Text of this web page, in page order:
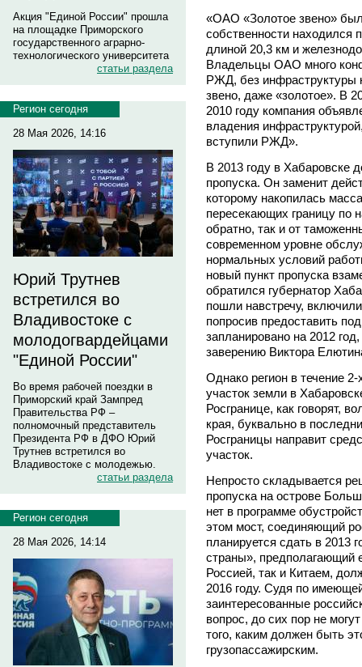
Акция "Единой России" прошла
на площадке Приморского
государственного аграрно-
технологического университета
статьи раздела
Регион сегодня
28 Мая 2026, 14:16
Юрий Трутнев
встретился во
Владивостоке с
молодогвардейцами
"Единой России"
Во время рабочей поездки в
Приморский край Зампред
Правительства РФ –
полномочный представитель
Президента РФ в ДФО Юрий
Трутнев встретился во
Владивостоке с молодежью.
статьи раздела
Регион сегодня
28 Мая 2026, 14:14
«ОАО «Золотое звено»
собственности находился
длиной 20,3 км и
Владельцы ОАО много
РЖД, без инфраструктуры
звено, даже «золотое». В
2010 году компания
владения
вступили РЖД».
В 2013 году в Хабаровске
пропуска. Он заменит
которому накопилась
пересекающих границу по
обратно, так и от
современном уровне
нормальных условий
новый пункт пропуска
обратился губернатор
пошли навстречу,
попросив предоставить
запланировано на 2012
заверению Виктора
Однако регион в течение
участок земли в
Росгранице, как говорят,
края, буквально в
Росграницы направит
участок.
Непросто складывается
пропуска на острове
нет в программе
этом мост, соединяющий
планируется сдать в 2013
страны», предполагающий
Россией, так и Китаем,
2016 году. Судя по
заинтересованные
вопрос, до сих пор не
того, каким должен быть
грузопассажирским.